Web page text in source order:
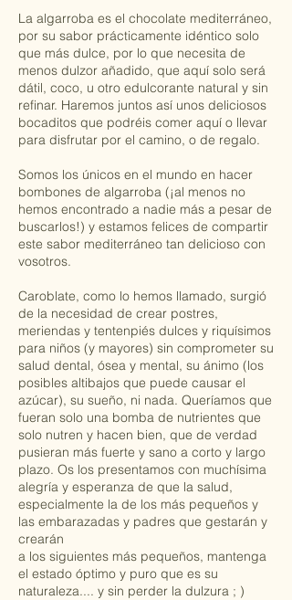
v
a
r
í
a
La algarroba es el chocolate mediterráneo,
por su sabor prácticamente idéntico solo
que más dulce, por lo que necesita de
menos dulzor añadido, que aquí solo será
dátil, coco, u otro edulcorante natural y sin
refinar. Haremos juntos así unos deliciosos
bocaditos que podréis comer aquí o llevar
para disfrutar por el camino, o de regalo.
Somos los únicos en el mundo en hacer
bombones de algarroba (¡al menos no
hemos encontrado a nadie más a pesar de
buscarlos!) y estamos felices de compartir
este sabor mediterráneo tan delicioso con
vosotros.
Caroblate, como lo hemos llamado, surgió
de la necesidad de crear postres,
meriendas y tentenpiés dulces y riquísimos
para niños (y mayores) sin comprometer su
salud dental, ósea y mental, su ánimo (los
posibles altibajos que puede causar el
azúcar), su sueño, ni nada. Queríamos que
fueran solo una bomba de nutrientes que
solo nutren y hacen bien, que de verdad
pusieran más fuerte y sano a corto y largo
plazo. Os los presentamos con muchísima
alegría y esperanza de que la salud,
especialmente la de los más pequeños y
las embarazadas y padres que gestarán y
crearán
a los siguientes más pequeños, mantenga
el estado óptimo y puro que es su
naturaleza.... y sin perder la dulzura ; )